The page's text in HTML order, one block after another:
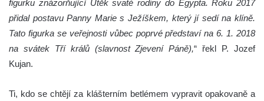
figurku znázorňující Útěk svaté rodiny do Egypta. Roku 2017
přidal postavu Panny Marie s Ježíškem, který jí sedí na klíně.
Tato figurka se veřejnosti vůbec poprvé představí na 6. 1. 2018
na svátek Tří králů (slavnost Zjevení Páně),“ řekl P. Jozef
Kujan.
Ti, kdo se chtějí za klášterním betlémem vypravit opakovaně a